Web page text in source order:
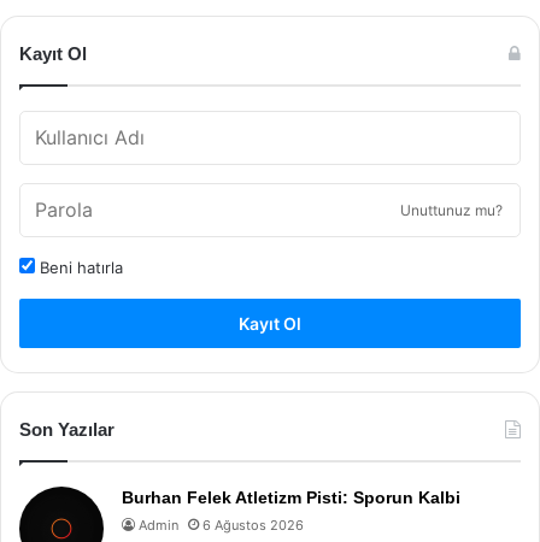
Kayıt Ol
Unuttunuz mu?
Beni hatırla
Kayıt Ol
Son Yazılar
Burhan Felek Atletizm Pisti: Sporun Kalbi
Admin 6 Ağustos 2026